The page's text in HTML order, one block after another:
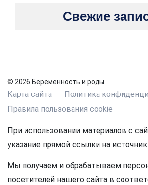
Свежие
© 2026 Беременность и роды
Карта сайта
Политика
Правила пользования cookie
При использовании материалов с
указание прямой ссылки на источник.
Мы получаем и обрабатываем
посетителей нашего сайта в